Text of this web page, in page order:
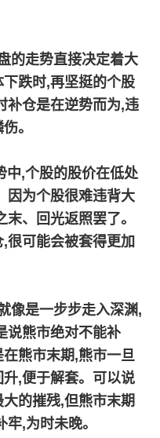
走势直接决定着大
跌时,再坚挺的个股
补仓是在逆势而为,违
。
,个股的股价在低处
因为个股很难违背大
、回光返照罢了。
很可能会被套得更加
是一步步走入深渊,
说熊市绝对不能补
熊市末期,熊市一旦
,便于解套。可以说
的摧残,但熊市末期
,为时未晚。